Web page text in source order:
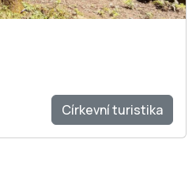
Církevní turistika